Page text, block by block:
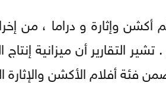
وإثارة و دراما ، من
فئة أفلام الأكشن والإثارة